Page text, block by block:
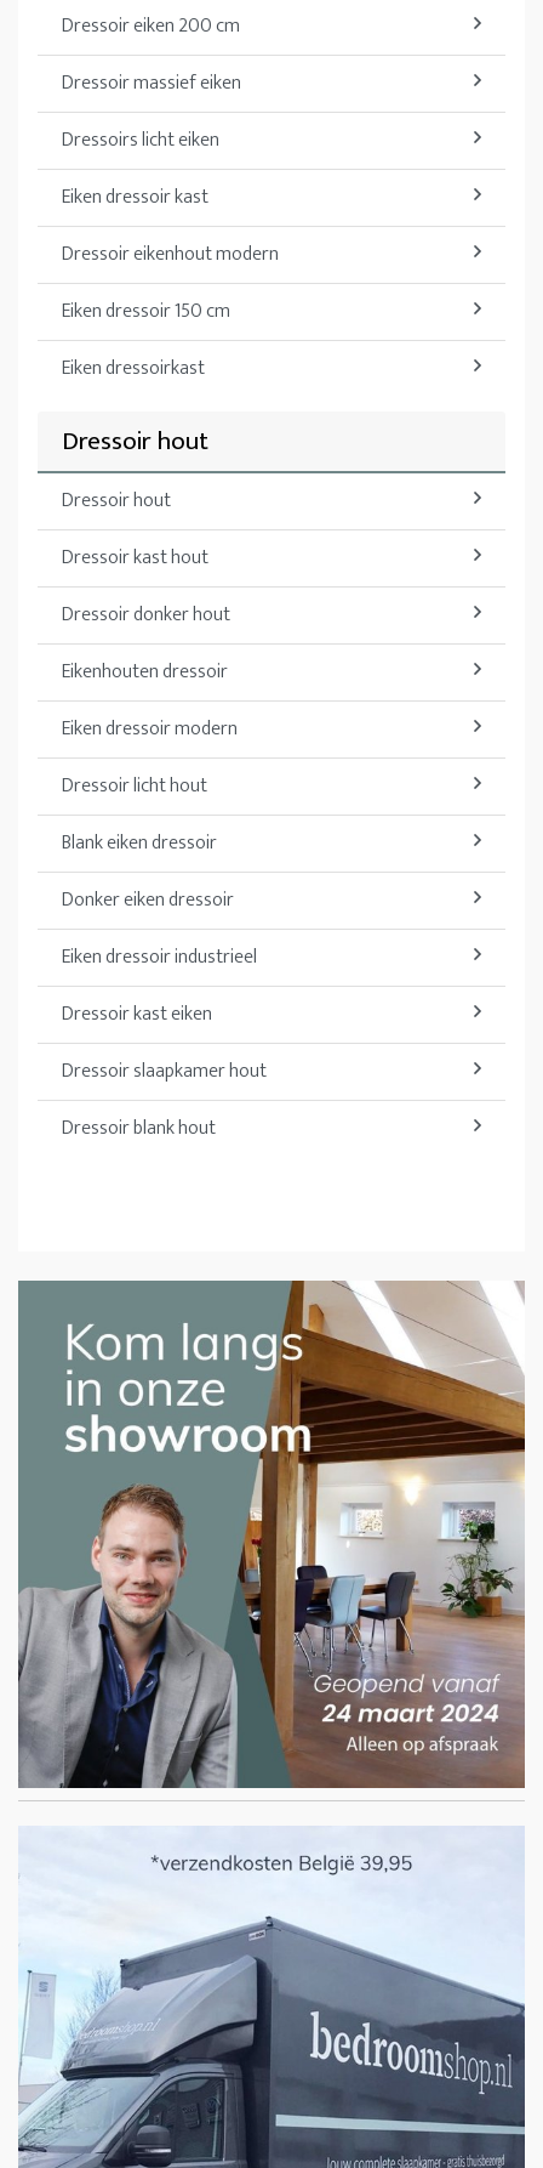
Dressoir eiken 200 cm
Dressoir massief eiken
Dressoirs licht eiken
Eiken dressoir kast
Dressoir eikenhout modern
Eiken dressoir 150 cm
Eiken dressoirkast
Dressoir hout
Dressoir hout
Dressoir kast hout
Dressoir donker hout
Eikenhouten dressoir
Eiken dressoir modern
Dressoir licht hout
Blank eiken dressoir
Donker eiken dressoir
Eiken dressoir industrieel
Dressoir kast eiken
Dressoir slaapkamer hout
Dressoir blank hout